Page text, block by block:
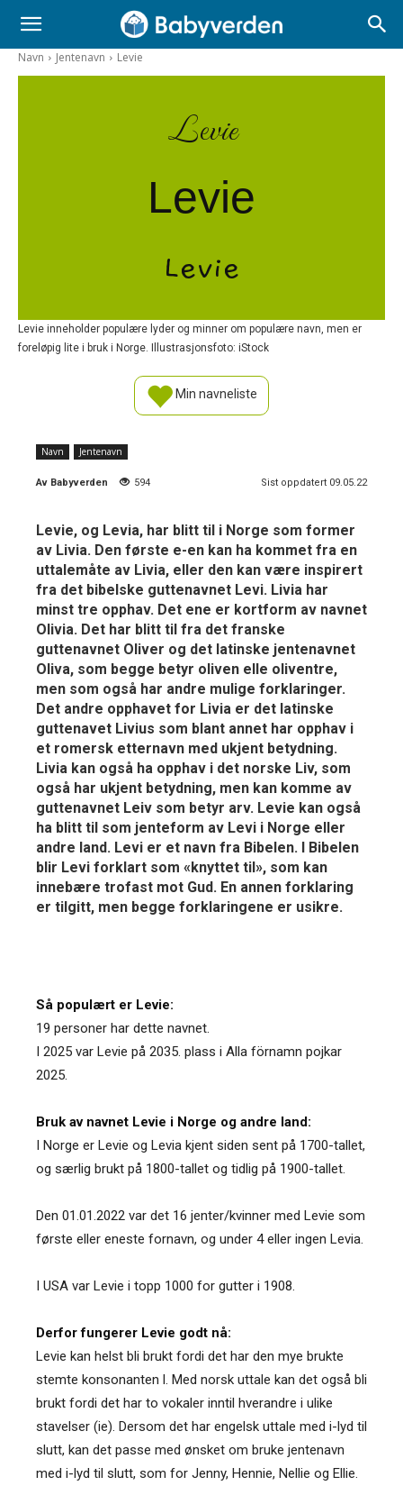
Navn Jentenavn Levie
Levie
Levie
Levie
Levie inneholder populære lyder og minner om populære navn, men er
foreløpig lite i bruk i Norge. Illustrasjonsfoto: iStock
Min navneliste
Navn Jentenavn
Av Babyverden 594 Sist oppdatert 09.05.22
Levie, og Levia, har blitt til i Norge som former
av Livia. Den første e-en kan ha kommet fra en
uttalemåte av Livia, eller den kan være inspirert
fra det bibelske guttenavnet Levi. Livia har
minst tre opphav. Det ene er kortform av navnet
Olivia. Det har blitt til fra det franske
guttenavnet Oliver og det latinske jentenavnet
Oliva, som begge betyr oliven elle oliventre,
men som også har andre mulige forklaringer.
Det andre opphavet for Livia er det latinske
guttenavet Livius som blant annet har opphav i
et romersk etternavn med ukjent betydning.
Livia kan også ha opphav i det norske Liv, som
også har ukjent betydning, men kan komme av
guttenavnet Leiv som betyr arv. Levie kan også
ha blitt til som jenteform av Levi i Norge eller
andre land. Levi er et navn fra Bibelen. I Bibelen
blir Levi forklart som «knyttet til», som kan
innebære trofast mot Gud. En annen forklaring
er tilgitt, men begge forklaringene er usikre.
Så populært er Levie:
19 personer har dette navnet.
I 2025 var Levie på 2035. plass i Alla förnamn pojkar
2025.
Bruk av navnet Levie i Norge og andre land:
I Norge er Levie og Levia kjent siden sent på 1700-tallet,
og særlig brukt på 1800-tallet og tidlig på 1900-tallet.
Den 01.01.2022 var det 16 jenter/kvinner med Levie som
første eller eneste fornavn, og under 4 eller ingen Levia.
I USA var Levie i topp 1000 for gutter i 1908.
Derfor fungerer Levie godt nå:
Levie kan helst bli brukt fordi det har den mye brukte
stemte konsonanten l. Med norsk uttale kan det også bli
brukt fordi det har to vokaler inntil hverandre i ulike
stavelser (ie). Dersom det har engelsk uttale med i-lyd til
slutt, kan det passe med ønsket om bruke jentenavn
med i-lyd til slutt, som for Jenny, Hennie, Nellie og Ellie.